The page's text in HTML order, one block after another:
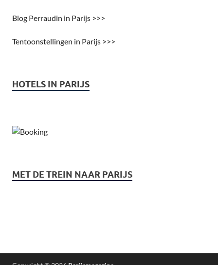
Blog Perraudin in Parijs >>>
Tentoonstellingen in Parijs >>>
HOTELS IN PARIJS
MET DE TREIN NAAR PARIJS